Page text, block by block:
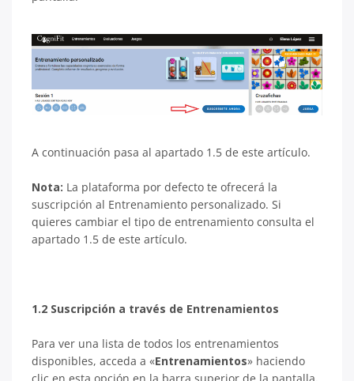
A continuación pasa al apartado 1.5 de este artículo.
Nota: La plataforma por defecto te ofrecerá la
suscripción al Entrenamiento personalizado. Si
quieres cambiar el tipo de entrenamiento consulta el
apartado 1.5 de este artículo.
1.2 Suscripción a través de Entrenamientos
Para ver una lista de todos los entrenamientos
disponibles, acceda a «Entrenamientos» haciendo